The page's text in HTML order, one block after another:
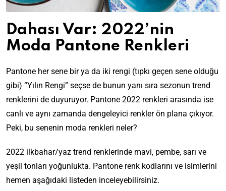
Dahası Var: 2022’nin
Moda Pantone Renkleri
Pantone her sene bir ya da iki rengi (tıpkı geçen sene olduğu
gibi) “Yılın Rengi” seçse de bunun yanı sıra sezonun trend
renklerini de duyuruyor. Pantone 2022 renkleri arasında ise
canlı ve aynı zamanda dengeleyici renkler ön plana çıkıyor.
Peki, bu senenin moda renkleri neler?
2022 ilkbahar/yaz trend renklerinde mavi, pembe, sarı ve
yeşil tonları yoğunlukta. Pantone renk kodlarını ve isimlerini
hemen aşağıdaki listeden inceleyebilirsiniz.